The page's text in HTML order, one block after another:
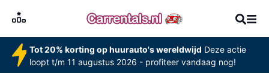
Tot 20% korting op huurauto's wereldwijd Deze actie
loopt t/m 11 augustus 2026 - profiteer vandaag nog!